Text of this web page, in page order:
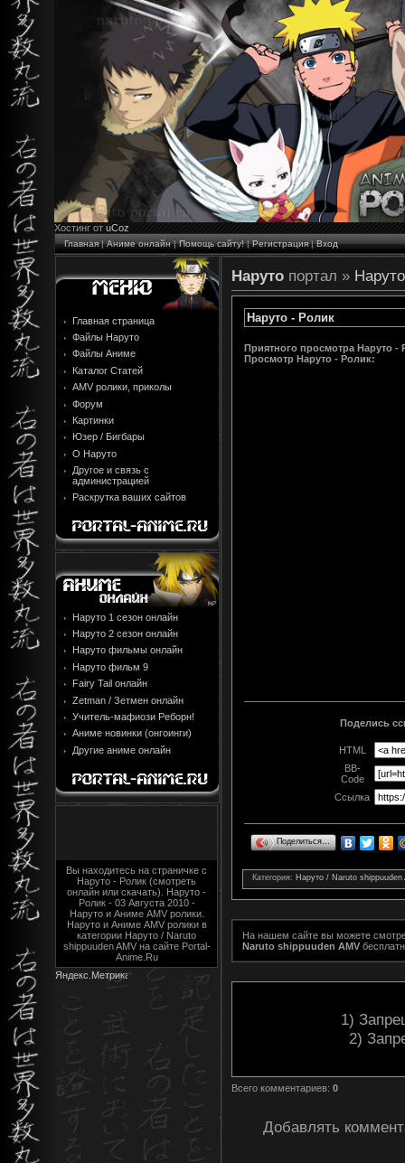
Хостинг от uCoz
Главная|Аниме онлайн|Помощь сайту!|Регистрация|Вход
Главная страница
Файлы Наруто
Файлы Аниме
Каталог Статей
AMV ролики, приколы
Форум
Картинки
Юзер / Бигбары
О Наруто
Другое и связь с
администрацией
Раскрутка ваших сайтов
Наруто 1 сезон онлайн
Наруто 2 сезон онлайн
Наруто фильмы онлайн
Наруто фильм 9
Fairy Tail онлайн
Zetman / Зетмен онлайн
Учитель-мафиози Реборн!
Аниме новинки (онгоинги)
Другие аниме онлайн
Вы находитесь на страничке с
Наруто - Ролик (смотреть
онлайн или скачать). Наруто -
Ролик - 03 Августа 2010 -
Наруто и Аниме AMV ролики.
Наруто и Аниме AMV ролики в
категории Наруто / Naruto
shippuuden AMV на сайте Portal-
Anime.Ru
Наруто портал »
Наруто - Ролик
Приятного просмотра Наруто -
Просмотр Наруто - Ролик:
Поделись
HTML
BB-
Code
Ссылка
Поделиться…
Категория: Наруто / Naruto shippuuden
На нашем сайте вы можете
Naruto shippuuden AMV
1)
2)
Всего комментариев: 0
Добавлять